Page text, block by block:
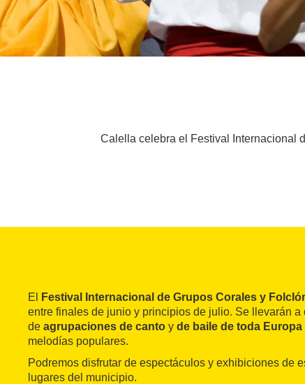
Calella celebra el Festival Internacional
El Festival Internacional de Grupos Corales y
entre finales de junio y principios de julio. Se llevarán
de agrupaciones de canto y de baile de toda Europa
melodías populares.
Podremos disfrutar de espectáculos y exhibiciones de
lugares del municipio.